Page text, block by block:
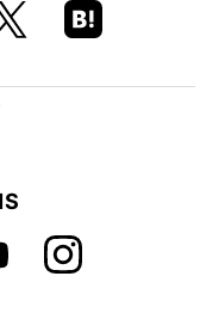
Hatena
Boo
rk
Instagra
m